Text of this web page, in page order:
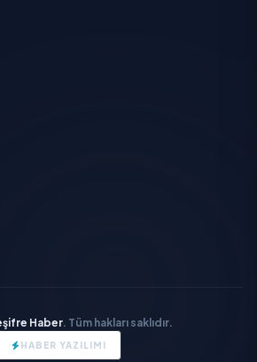
Haber. Tüm hakları saklıdır.
HABER YAZILIMI